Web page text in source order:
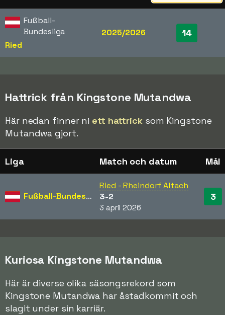
Fußball-
Bundesliga
Ried
2025/2026 14
Hattrick från Kingstone Mutandwa
Här nedan finner ni ett hattricksom Kingstone
Mutandwa gjort.
Liga Match och datum Mål
Fußball-Bundesliga
Ried - Rheindorf Altach
3-2
3 april 2026
3
Kuriosa Kingstone Mutandwa
Här är diverse olika säsongsrekord som
Kingstone Mutandwa har åstadkommit och
slagit under sin karriär.